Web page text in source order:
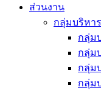
ส่วนงาน
กลุ่มบริหา
กลุ่ม
กลุ่ม
กลุ่ม
กลุ่ม